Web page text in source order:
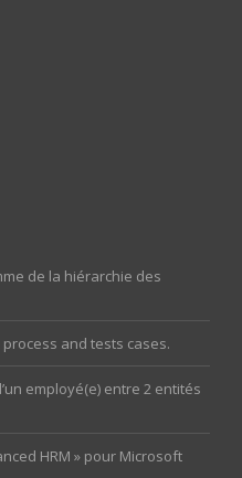
de la hiérarchie des
process and tests cases.
employé(e) entre 2 entités
HRM » pour Microsoft